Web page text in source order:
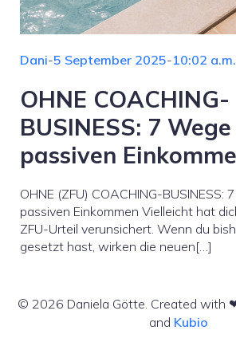
Dani-5 September 2025-10:02 a.m.
OHNE COACHING-
BUSINESS: 7
passiven
OHNE (ZFU) COACHING-BUSINESS:
passiven Einkommen Vielleicht hat
ZFU-Urteil verunsichert. Wenn du
gesetzt hast, wirken die neuen[…]
© 2026 Daniela Götte. Created with
and Kubio